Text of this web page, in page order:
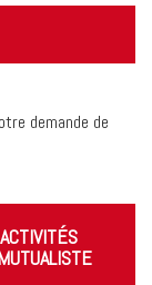
demande de